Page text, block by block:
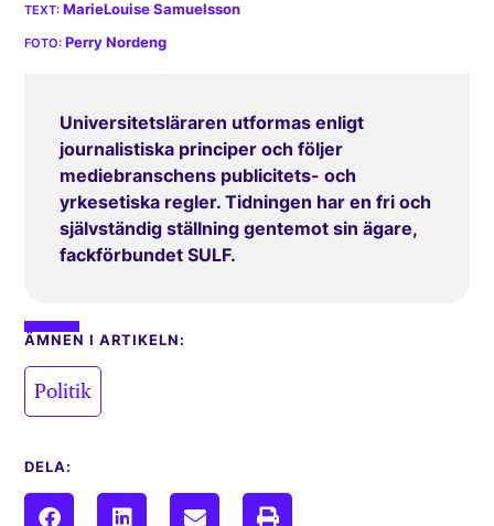
MarieLouise Samuelsson
Perry Nordeng
Universitetsläraren utformas enligt
journalistiska principer och följer
mediebranschens publicitets- och
yrkesetiska regler. Tidningen har en fri och
självständig ställning gentemot sin ägare,
fackförbundet SULF.
ÄMNEN I ARTIKELN:
Politik
DELA: